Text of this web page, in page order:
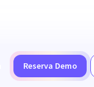
Reserva Demo